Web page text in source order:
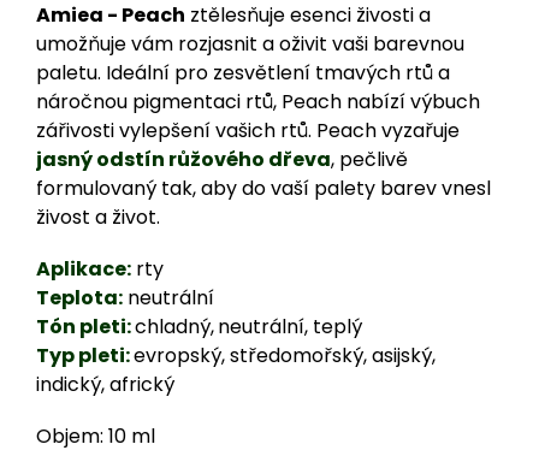
Amiea - Peach ztělesňuje esenci živosti a
umožňuje vám rozjasnit a oživit vaši barevnou
paletu. Ideální pro zesvětlení tmavých rtů a
náročnou pigmentaci rtů, Peach nabízí výbuch
zářivosti vylepšení vašich rtů. Peach vyzařuje
jasný odstín růžového dřeva, pečlivě
formulovaný tak, aby do vaší palety barev vnesl
živost a život.
Aplikace: rty
Teplota: neutrální
Tón pleti:chladný,neutrální, teplý
Typ pleti:evropský, středomořský, asijský,
indický, africký
Objem: 10 ml